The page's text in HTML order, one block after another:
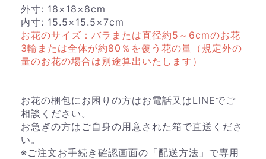
外寸: 18×18×8cm
内寸: 15.5×15.5×7cm
お花のサイズ：バラまたは直径約5～6cmのお花
3輪または全体が約80％を覆う花の量（規定外の
量のお花の場合は別途算出いたします）
お花の梱包にお困りの方はお電話又はLINEでご
相談ください。
お急ぎの方はご自身の用意された箱で直送くださ
い。
※ご注文お手続き確認画面の「配送方法」で専用